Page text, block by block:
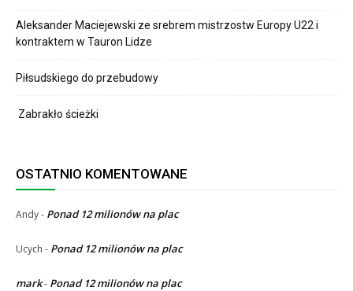
Aleksander Maciejewski ze srebrem mistrzostw Europy U22 i
kontraktem w Tauron Lidze
Piłsudskiego do przebudowy
Zabrakło ścieżki
OSTATNIO KOMENTOWANE
Andy- Ponad 12 milionów na plac
Ucych - Ponad 12 milionów na plac
mark- Ponad 12 milionów na plac